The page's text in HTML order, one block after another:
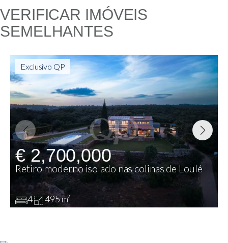
VERIFICAR IMÓVEIS
SEMELHANTES
€ 2,700,000
Retiro moderno isolado nas colinas de Loulé
4 495 m²
Exclusivo QP